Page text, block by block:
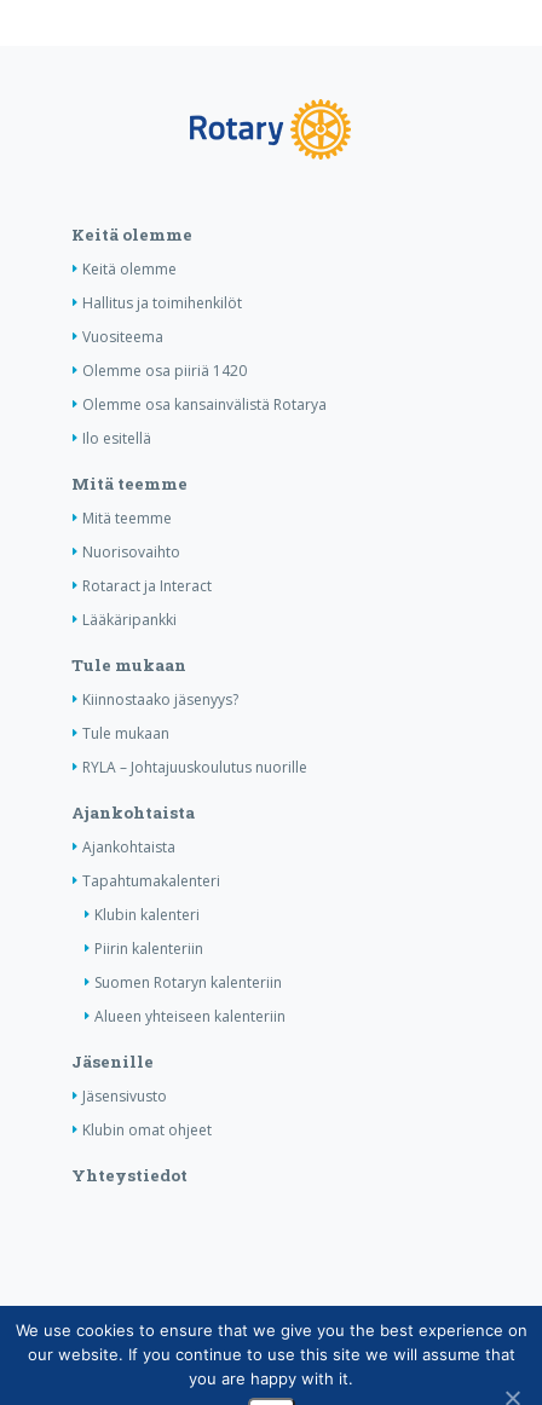
Keitä olemme
Keitä olemme
Hallitus ja toimihenkilöt
Vuositeema
Olemme osa piiriä 1420
Olemme osa kansainvälistä Rotarya
Ilo esitellä
Mitä teemme
Mitä teemme
Nuorisovaihto
Rotaract ja Interact
Lääkäripankki
Tule mukaan
Kiinnostaako jäsenyys?
Tule mukaan
RYLA – Johtajuuskoulutus nuorille
Ajankohtaista
Ajankohtaista
Tapahtumakalenteri
Klubin kalenteri
Piirin kalenteriin
Suomen Rotaryn kalenteriin
Alueen yhteiseen kalenteriin
Jäsenille
Jäsensivusto
Klubin omat ohjeet
Yhteystiedot
Copyright © Suomen Rotarypalvelu ry 2026 |
Jäsentietojärjestelmän tietosuojaseloste|Henkilötietojen
käsittely Rotarytoiminnassa
We use cookies to ensure that we give you the best experience on
our website. If you continue to use this site we will assume that
you are happy with it.